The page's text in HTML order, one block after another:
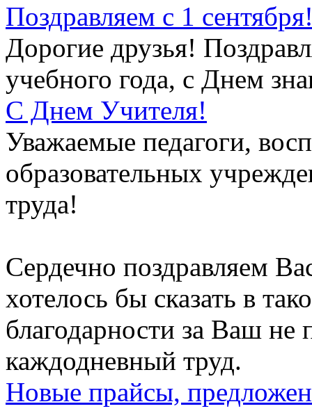
Поздравляем с 1
Дорогие друзья!
учебного года, с Днем
С Днем Учителя!
Уважаемые педагоги,
образовательных
труда!
Сердечно поздравляем
хотелось бы сказать в
благодарности за Ваш
каждодневный труд.
Новые прайсы,